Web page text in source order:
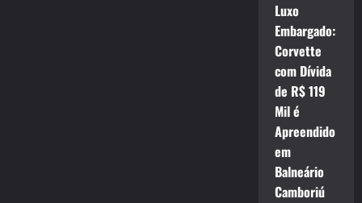
Luxo
Embargado:
Corvette
com Dívida
de R$ 119
Mil é
Apreendido
em
Balneário
Camboriú